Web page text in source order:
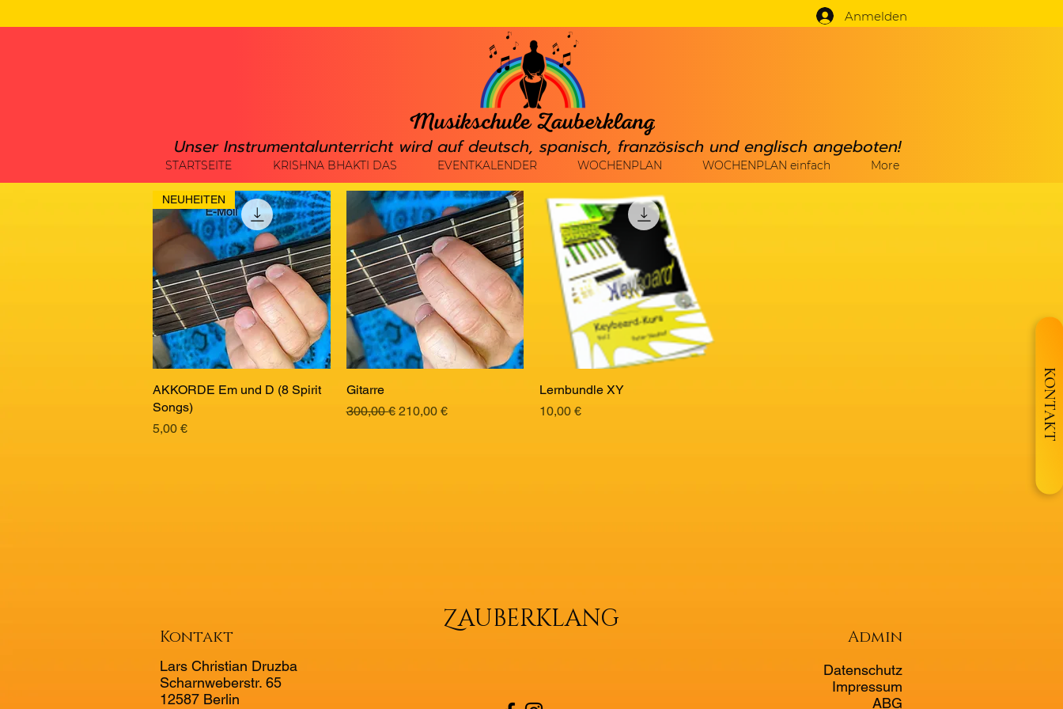
Anmelden
Unser Instrumentalunterricht wird auf deutsch, spanisch, französisch und englisch angeboten!
STARTSEITE KRISHNA BHAKTI DAS EVENTKALENDER WOCHENPLAN WOCHENPLAN einfach More
KONTAKT
Schnellansicht
NEUHEITEN
AKKORDE Em und D (8 Spirit
Songs)
Preis
5,00 €
Gitarre
Standardpreis
300,00 € Sale-Preis
210,00 €
Schnellansicht
Lernbundle XY
Preis
10,00 €
Admin
ZAUBERKLANG
Kontakt
Lars Christian Druzba
Scharnweberstr. 65
12587 Berlin
Datenschutz
Impressum
ABG